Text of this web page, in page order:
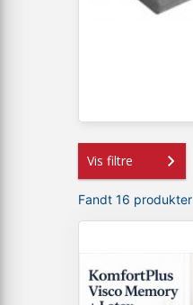
Vis filtre
Fandt 16 produkter